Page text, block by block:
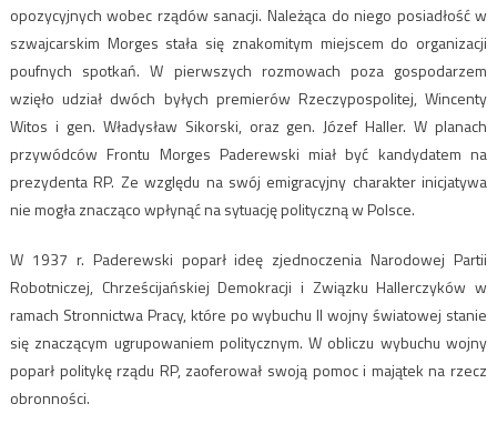
opozycyjnych wobec rządów sanacji. Należąca do niego posiadłość w
szwajcarskim Morges stała się znakomitym miejscem do organizacji
poufnych spotkań. W pierwszych rozmowach poza gospodarzem
wzięło udział dwóch byłych premierów Rzeczypospolitej, Wincenty
Witos i gen. Władysław Sikorski, oraz gen. Józef Haller. W planach
przywódców Frontu Morges Paderewski miał być kandydatem na
prezydenta RP. Ze względu na swój emigracyjny charakter inicjatywa
nie mogła znacząco wpłynąć na sytuację polityczną w Polsce.
W 1937 r. Paderewski poparł ideę zjednoczenia Narodowej Partii
Robotniczej, Chrześcijańskiej Demokracji i Związku Hallerczyków w
ramach Stronnictwa Pracy, które po wybuchu II wojny światowej stanie
się znaczącym ugrupowaniem politycznym. W obliczu wybuchu wojny
poparł politykę rządu RP, zaoferował swoją pomoc i majątek na rzecz
obronności.